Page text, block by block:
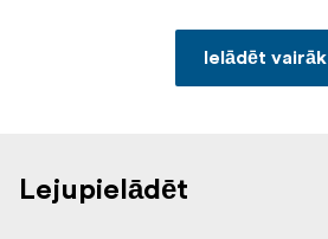
Ielādēt vairāk
Lejupielādēt